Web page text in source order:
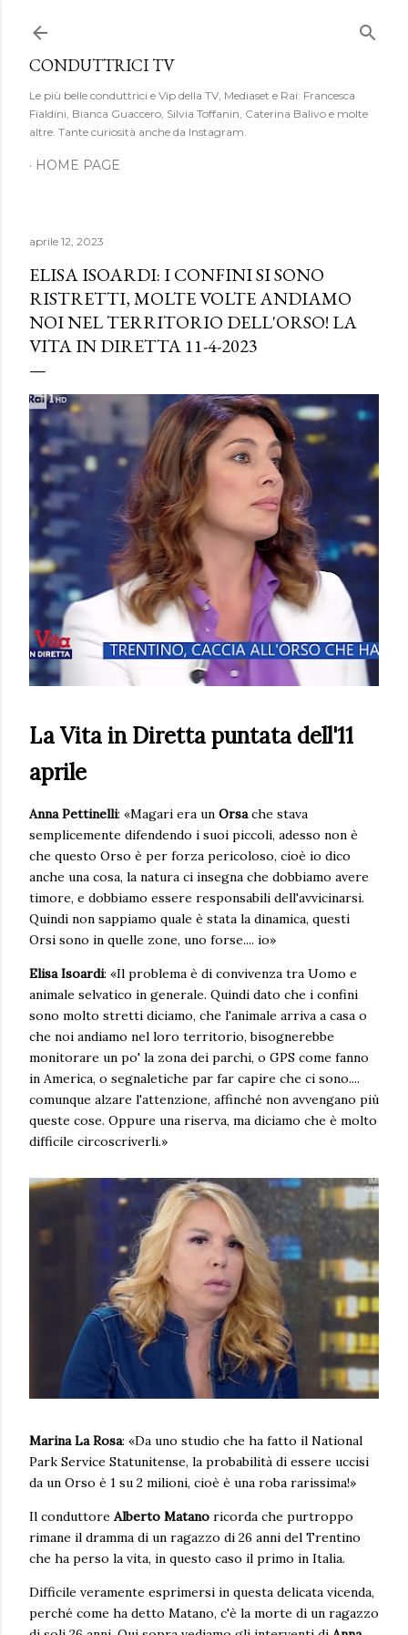
CONDUTTRICI TV
Le più belle conduttrici e Vip della TV, Mediaset e Rai: Francesca
Fialdini, Bianca Guaccero, Silvia Toffanin, Caterina Balivo e molte
altre. Tante curiosità anche da Instagram.
HOME PAGE
aprile 12, 2023
ELISA ISOARDI: I CONFINI SI SONO
RISTRETTI, MOLTE VOLTE ANDIAMO
NOI NEL TERRITORIO DELL'ORSO! LA
VITA IN DIRETTA 11-4-2023
La Vita in Diretta puntata dell'11
aprile
Anna Pettinelli: «Magari era un Orsache stava
semplicemente difendendo i suoi piccoli, adesso non è
che questo Orso è per forza pericoloso, cioè io dico
anche una cosa, la natura ci insegna che dobbiamo avere
timore, e dobbiamo essere responsabili dell'avvicinarsi.
Quindi non sappiamo quale è stata la dinamica, questi
Orsi sono in quelle zone, uno forse.... io»
Elisa Isoardi: «Il problema è di convivenza tra Uomo e
animale selvatico in generale. Quindi dato che i confini
sono molto stretti diciamo, che l'animale arriva a casa o
che noi andiamo nel loro territorio, bisognerebbe
monitorare un po' la zona dei parchi, o GPS come fanno
in America, o segnaletiche par far capire che ci sono....
comunque alzare l'attenzione, affinché non avvengano più
queste cose. Oppure una riserva, ma diciamo che è molto
difficile circoscriverli.»
Marina La Rosa: «Da uno studio che ha fatto il National
Park Service Statunitense, la probabilità di essere uccisi
da un Orso è 1 su 2 milioni, cioè è una roba rarissima!»
Il conduttore Alberto Matano ricorda che purtroppo
rimane il dramma di un ragazzo di 26 anni del Trentino
che ha perso la vita, in questo caso il primo in Italia.
Difficile veramente esprimersi in questa delicata vicenda,
perché come ha detto Matano, c'è la morte di un ragazzo